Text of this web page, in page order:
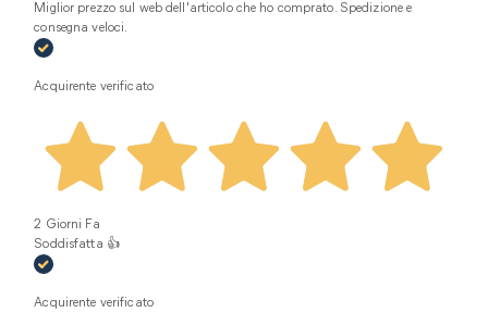
Miglior prezzo sul web dell'articolo che ho comprato. Spedizione e
consegna veloci.
Acquirente verificato
2 Giorni Fa
Soddisfatta 👍
Acquirente verificato